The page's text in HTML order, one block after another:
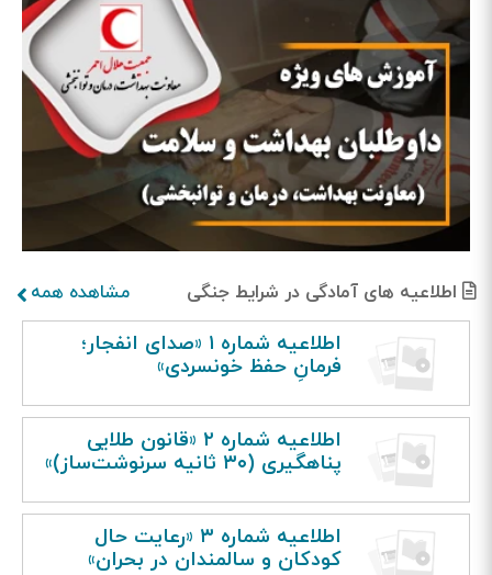
مشاهده همه اطلاعیه های آمادگی در شرایط جنگی
اطلاعیه شماره ۱ «صدای انفجار؛
فرمانِ حفظ خونسردی»
اطلاعیه شماره ۲ «قانون طلایی
پناهگیری (۳۰ ثانیه سرنوشت‌ساز)»
اطلاعیه شماره ۳ «رعایت حال
کودکان و سالمندان در بحران»